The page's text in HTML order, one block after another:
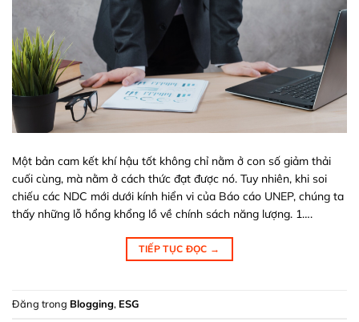
Một bản cam kết khí hậu tốt không chỉ nằm ở con số giảm thải
cuối cùng, mà nằm ở cách thức đạt được nó. Tuy nhiên, khi soi
chiếu các NDC mới dưới kính hiển vi của Báo cáo UNEP, chúng ta
thấy những lỗ hổng khổng lồ về chính sách năng lượng. 1….
TIẾP TỤC ĐỌC →
Đăng trong Blogging, ESG